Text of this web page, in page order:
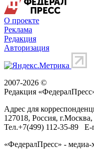
О проекте
Реклама
Редакция
Авторизация
2007-2026 ©
Редакция «ФедералПресс
Адрес для
127018, Россия, г.Москва,
Тел.+7(499) 112-35-89 E-
«ФедералПресс» - медиа-